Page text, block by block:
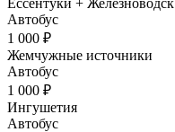
Автобус
1 000 ₽
Жемчужные источники
Автобус
1 000 ₽
Ингушетия
Автобус